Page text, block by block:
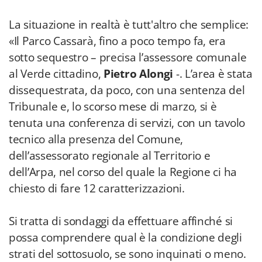
La situazione in realtà è tutt'altro che semplice:
«Il Parco Cassarà, fino a poco tempo fa, era
sotto sequestro – precisa l’assessore comunale
al Verde cittadino, Pietro Alongi -. L’area è stata
dissequestrata, da poco, con una sentenza del
Tribunale e, lo scorso mese di marzo, si è
tenuta una conferenza di servizi, con un tavolo
tecnico alla presenza del Comune,
dell’assessorato regionale al Territorio e
dell’Arpa, nel corso del quale la Regione ci ha
chiesto di fare 12 caratterizzazioni.
Si tratta di sondaggi da effettuare affinché si
possa comprendere qual è la condizione degli
strati del sottosuolo, se sono inquinati o meno.